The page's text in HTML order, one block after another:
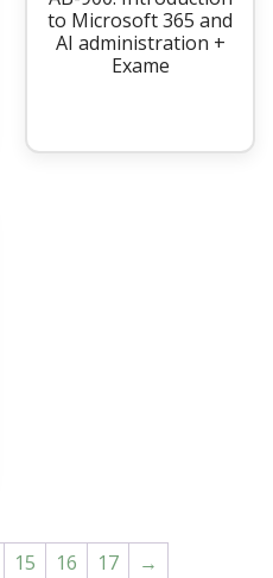
to Microsoft 365 and
AI administration +
Exame
15 16 17 →